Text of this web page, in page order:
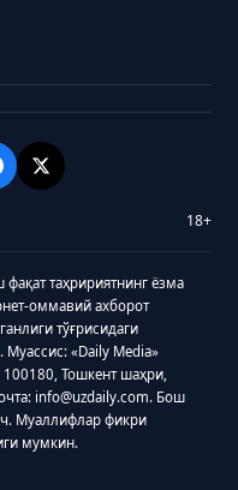
18+
таҳририятнинг ёзма
оммавий ахборот
тўғрисидаги
«Daily Media»
100180, Тошкент шаҳри,
info@uzdaily.com. Бош
Муаллифлар фикри
мумкин.